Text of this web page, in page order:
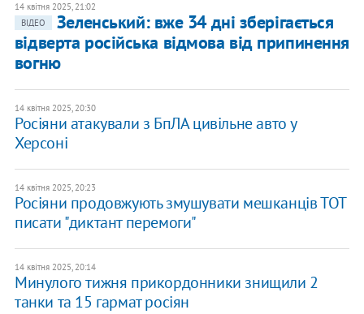
14 квітня 2025, 21:02
ВІДЕО
Зеленський: вже 34 дні зберігається
відверта російська відмова від припинення
вогню
14 квітня 2025, 20:30
Росіяни атакували з БпЛА цивільне авто у
Херсоні
14 квітня 2025, 20:23
Росіяни продовжують змушувати мешканців ТОТ
писати "диктант перемоги"
14 квітня 2025, 20:14
Минулого тижня прикордонники знищили 2
танки та 15 гармат росіян